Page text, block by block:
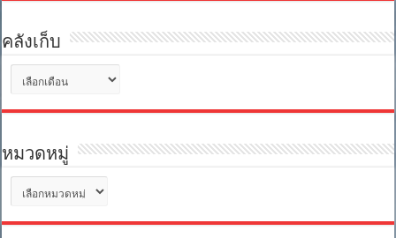
คลังเก็บ
เก็บ
หมวดหมู่
หมู่